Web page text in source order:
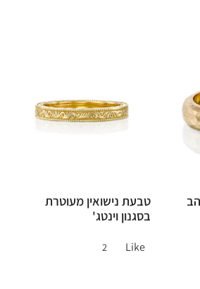
טבעת נישואין מעוטרת
בסגנון וינטג'
Like
2